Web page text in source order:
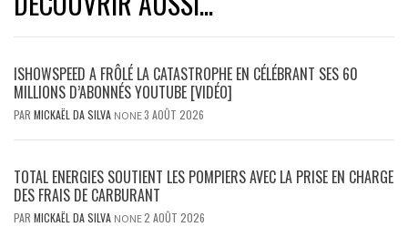
ISHOWSPEED A FRÔLÉ LA CATASTROPHE EN CÉLÉBRANT SES 60
MILLIONS D’ABONNÉS YOUTUBE [VIDÉO]
PAR MICKAËL DA SILVA NONE3 AOÛT 2026
TOTAL ENERGIES SOUTIENT LES POMPIERS AVEC LA PRISE EN CHARGE
DES FRAIS DE CARBURANT
PAR MICKAËL DA SILVA NONE2 AOÛT 2026